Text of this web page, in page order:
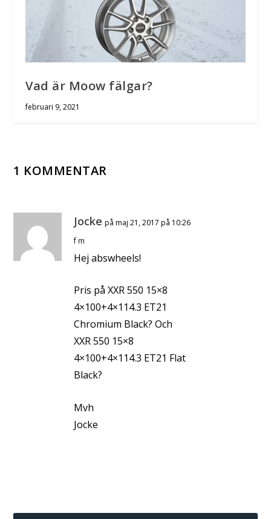
Vad är Moow fälgar?
februari 9, 2021
1 KOMMENTAR
Jocke på maj 21, 2017 på 10:26
f m
Hej abswheels!
Pris på XXR 550 15×8
4×100+4×114.3 ET21
Chromium Black? Och
XXR 550 15×8
4×100+4×114.3 ET21 Flat
Black?
Mvh
Jocke